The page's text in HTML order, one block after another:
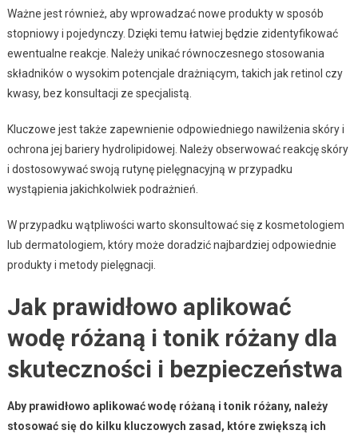
Ważne jest również, aby wprowadzać nowe produkty w sposób
stopniowy i pojedynczy. Dzięki temu łatwiej będzie zidentyfikować
ewentualne reakcje. Należy unikać równoczesnego stosowania
składników o wysokim potencjale drażniącym, takich jak retinol czy
kwasy, bez konsultacji ze specjalistą.
Kluczowe jest także zapewnienie odpowiedniego nawilżenia skóry i
ochrona jej bariery hydrolipidowej. Należy obserwować reakcję skóry
i dostosowywać swoją rutynę pielęgnacyjną w przypadku
wystąpienia jakichkolwiek podrażnień.
W przypadku wątpliwości warto skonsultować się z kosmetologiem
lub dermatologiem, który może doradzić najbardziej odpowiednie
produkty i metody pielęgnacji.
Jak prawidłowo aplikować
wodę różaną i tonik różany dla
skuteczności i bezpieczeństwa
Aby prawidłowo aplikować wodę różaną i tonik różany, należy
stosować się do kilku kluczowych zasad, które zwiększą ich